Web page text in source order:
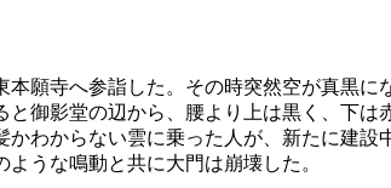
願寺へ参詣した。その時突然空が真黒に
と御影堂の辺から、腰より上は黒く、下は
かわからない雲に乗った人が、新たに建設
うな鳴動と共に大門は崩壊した。